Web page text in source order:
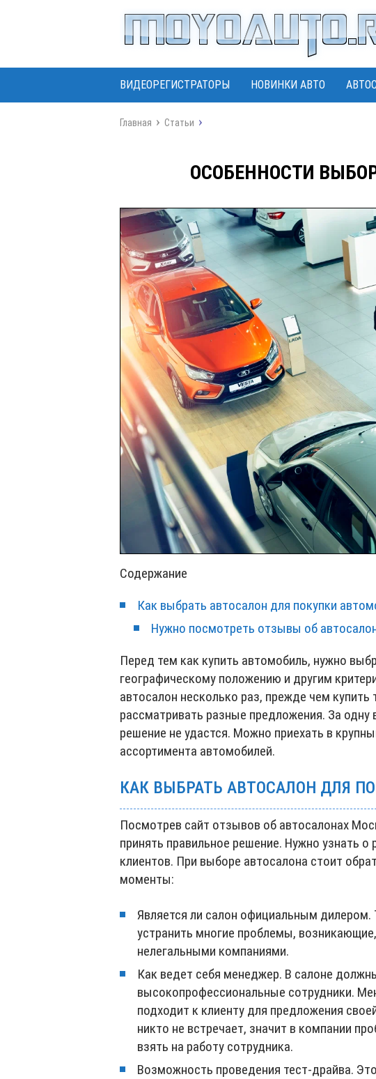
ВИДЕОРЕГИСТРАТОРЫ НОВИНКИ АВТО
Главная Статьи
ОСОБЕННОСТИ
Содержание
Как выбрать автосалон для покупки
Нужно посмотреть отзывы об
Перед тем как купить автомобиль, нужно
географическому положению и другим
автосалон несколько раз, прежде чем
рассматривать разные предложения. За одну
решение не удастся. Можно приехать в
ассортимента автомобилей.
КАК ВЫБРАТЬ АВТОСАЛОН ДЛЯ
Посмотрев сайт отзывов об автосалонах
принять правильное решение. Нужно узнать
клиентов. При выборе автосалона стоит
моменты:
Является ли салон официальным
устранить многие проблемы,
нелегальными компаниями.
Как ведет себя менеджер. В салоне
высокопрофессиональные сотрудники.
подходит к клиенту для предложения
никто не встречает, значит в компании
взять на работу сотрудника.
Возможность проведения тест-драйва.